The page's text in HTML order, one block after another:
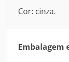
Cor: cinza.
Embalagem